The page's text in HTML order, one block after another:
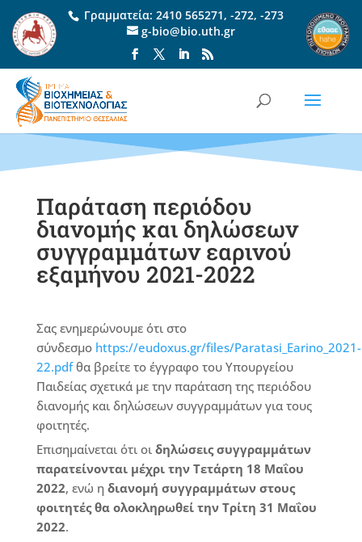
Γραμματεία: 2410 565271, -272, -273
g-bio@bio.uth.gr
Παράταση περιόδου
διανομής και δηλώσεων
συγγραμμάτων εαρινού
εξαμήνου 2021-2022
Σας ενημερώνουμε ότι στο
σύνδεσμο https://eudoxus.gr/files/Paratasi_Earino_2021-
22.pdfθα βρείτε το έγγραφο του Υπουργείου
Παιδείας σχετικά με την παράταση της περιόδου
διανομής και δηλώσεων συγγραμμάτων για τους
φοιτητές.
Επισημαίνεται ότι οι δηλώσεις συγγραμμάτων
παρατείνονται μέχρι την Τετάρτη 18 Μαΐου
2022, ενώ η διανομή συγγραμμάτων στους
φοιτητές θα ολοκληρωθεί την Τρίτη 31 Μαΐου
2022.